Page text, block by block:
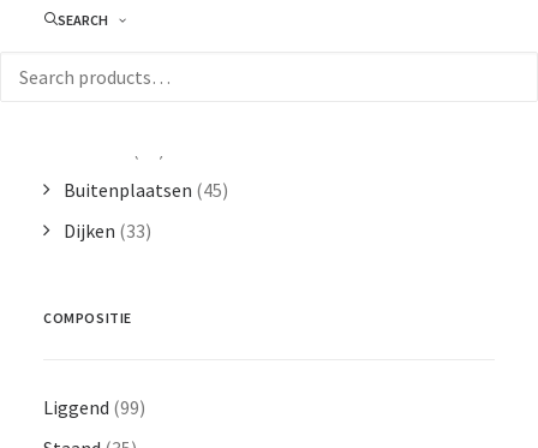
SEARCH
Bos(134)
Duinen
(291)
Buitenplaatsen (45)
Dijken (33)
COMPOSITIE
Liggend (99)